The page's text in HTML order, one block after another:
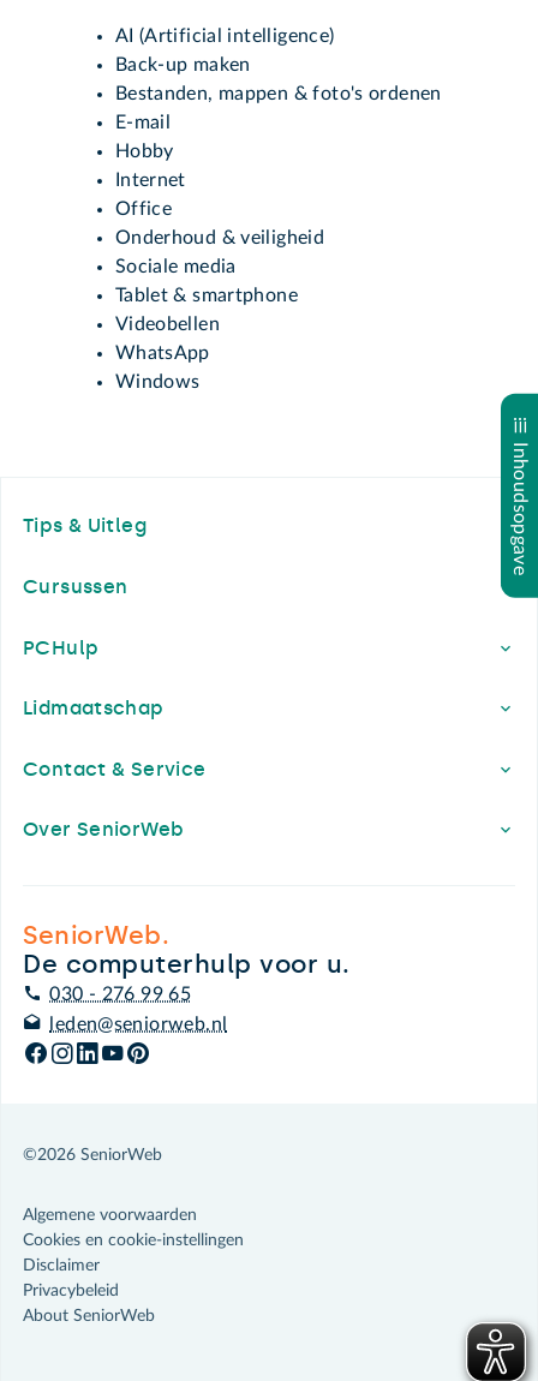
Inhoudsopgave
AI (Artificial intelligence)
Back-up maken
Bestanden, mappen & foto's ordenen
E-mail
Hobby
Internet
Office
Onderhoud & veiligheid
Sociale media
Tablet & smartphone
Videobellen
WhatsApp
Windows
Tips & Uitleg
Cursussen
PCHulp
Lidmaatschap
Contact & Service
Over SeniorWeb
SeniorWeb.
De computerhulp voor u.
030 - 276 99 65
leden@seniorweb.nl
©2026 SeniorWeb
Algemene voorwaarden
Cookies en cookie-instellingen
Disclaimer
Privacybeleid
About SeniorWeb